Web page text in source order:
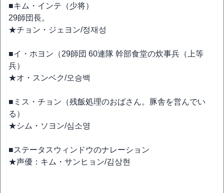
■キム・インテ（少将）
29師団長。
★チョン・ジェヨン/정재성
■イ・ホヨン（29師団 60連隊 幹部食堂の炊事兵（上等
兵）
★オ・スンベク/오승백
■ミス・チョン（残飯処理のおばさん。豚舎を営んでい
る）
★シム・ソヨン/심소영
■ステータスウィンドウのナレーション
★声優：キム・サンヒョン/김상현